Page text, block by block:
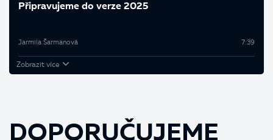
Připravujeme do verze 2025
Jarmila Šarmanová 7:39
Zobrazit více
DOPORUČUJEME